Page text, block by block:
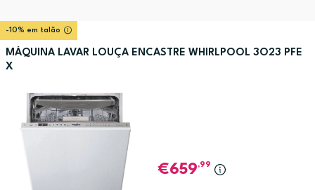
-10% em talão
MÁQUINA LAVAR LOUÇA ENCASTRE WHIRLPOOL 3O23 PFE
X
659,99